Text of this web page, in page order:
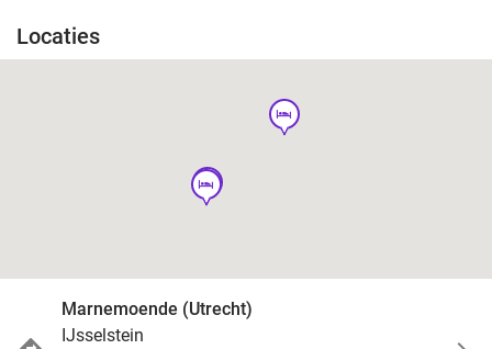
Locaties
hotel
hotel
hotel
Marnemoende (Utrecht)
IJsselstein